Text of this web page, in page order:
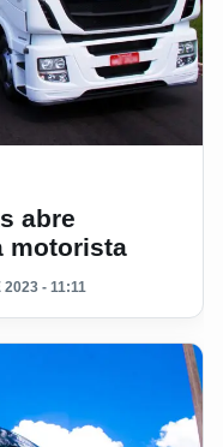
abre
motorista
- 11:11